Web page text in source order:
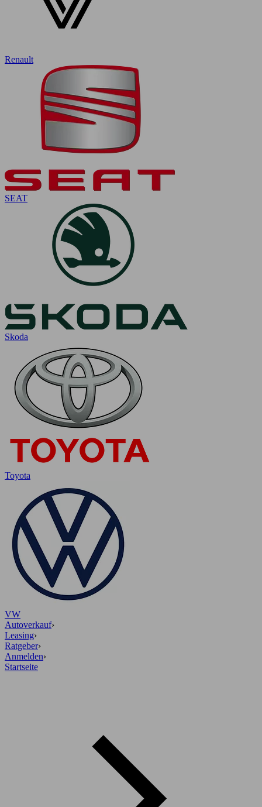
Renault
SEAT
Skoda
Toyota
VW
Autoverkauf›
Leasing›
Ratgeber›
Anmelden›
Startseite